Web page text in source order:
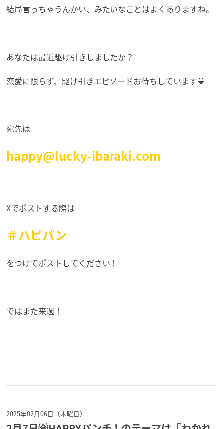
結局言っちゃうんかい、みたいなことはよくありますね。
あなたは最近駆け引きしましたか？
恋愛に限らず、駆け引きエピソードお待ちしています💛
宛先は
happy@lucky-ibaraki.com
Xでポストする際は
＃ハピパン
をつけてポストしてください！
ではまた来週！
2025年02月06日（木曜日）